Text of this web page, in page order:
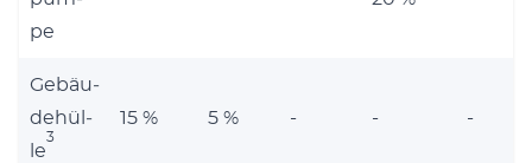
pe
Gebäu­
de­hül­
le
3
15 % 5 % - - -